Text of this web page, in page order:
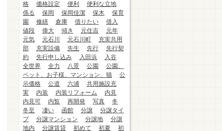
格
価格設定 便利
便利な立地
係る
保岡 保岡佳潔 保木
保育
園
修繕 倉庫 借りたい
借入
値段
偉大 傾き 元住吉
元年
元気
元石川 元石川町
充実共用
部
充実設備 先生 先行
先行契
約
先行申し込み 入田浜
入谷
全世界
全力 八景 公園
公園、
ペット、お子様、マンション、猫
公
示価格
公道 六浦
共用施設充
実
内装 内装リフォーム
内見
内見可
内覧 再開発 写真
冬
冬至
凄い 函館 分譲
分譲タイ
プ
分譲マンション 分譲地
分譲
地内
分譲賃貸 初めて 初夏
初